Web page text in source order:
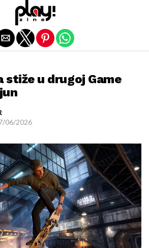
stiže u drugoj Game
06/2026
Exit mobile version